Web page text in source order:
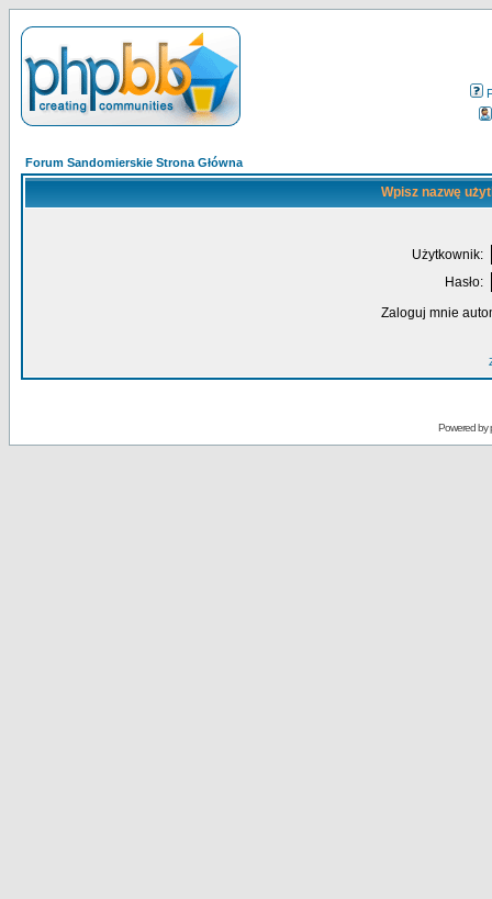
Forum Sandomierskie Strona Główna
Wpisz nazwę
Użytkownik:
Hasło:
Zaloguj mnie
Powered by